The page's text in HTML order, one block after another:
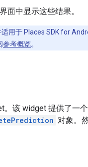
面中显示这些结果。
用于 Places SDK for
参考概览。
。该 widget 提供了一
对象。